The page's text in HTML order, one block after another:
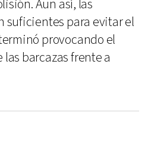
Aun así, las
suficientes para evitar el
provocando el
barcazas frente a